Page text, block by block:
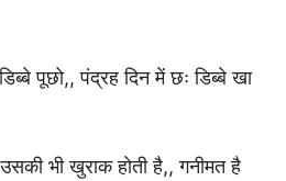
पूछो,, पंद्रह दिन में छः डिब्बे खा
भी खुराक होती है,, गनीमत है